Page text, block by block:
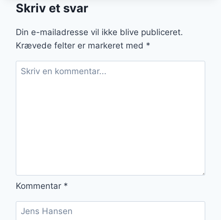
OG
Skriv et svar
Din e-mailadresse vil ikke blive publiceret.
Krævede felter er markeret med *
Kommentar *